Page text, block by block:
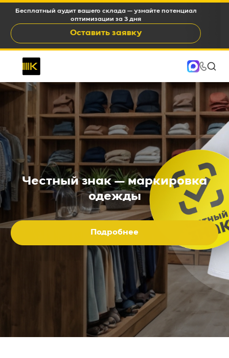
WMS c окупаемостью 6-12 месяцев и снижением OPEX на
15-35%
Оставить заявку
Честный знак — маркировка
одежды
Подробнее